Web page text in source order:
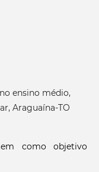
ensino médio,
Araguaína-TO
como objetivo